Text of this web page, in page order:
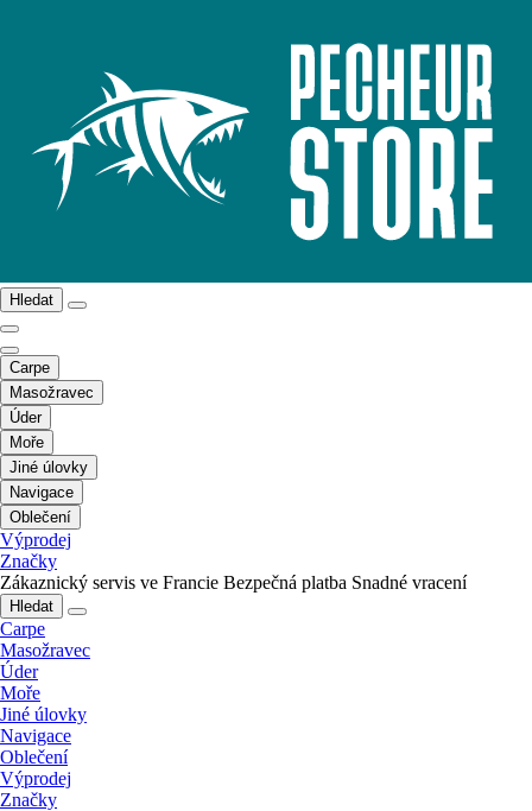
Hledat
Carpe
Masožravec
Úder
Moře
Jiné úlovky
Navigace
Oblečení
Výprodej
Značky
Zákaznický servis ve Francie Bezpečná platba Snadné vracení
Hledat
Carpe
Masožravec
Úder
Moře
Jiné úlovky
Navigace
Oblečení
Výprodej
Značky